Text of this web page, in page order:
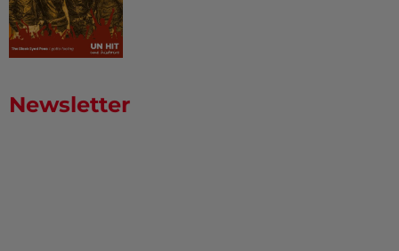
Newsletter